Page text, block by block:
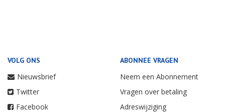
VOLG ONS
Nieuwsbrief
Twitter
Facebook
ABONNEE VRAGEN
Neem een Abonnement
Vragen over betaling
Adreswijziging